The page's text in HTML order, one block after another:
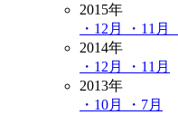
2015年
・12月
・11月
2014年
・12月
・11月
2013年
・10月
・7月